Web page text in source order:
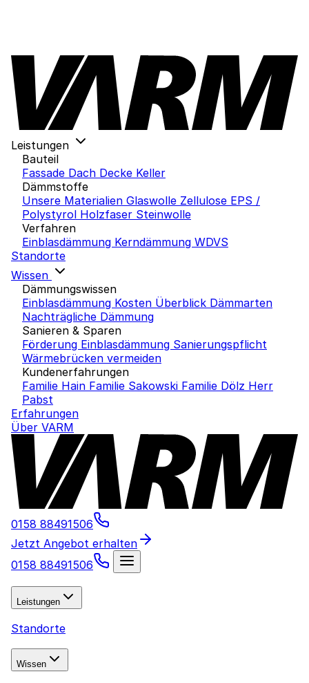
Leistungen
Bauteil
Fassade Dach Decke Keller
Dämmstoffe
Unsere Materialien Glaswolle Zellulose EPS /
Polystyrol Holzfaser Steinwolle
Verfahren
Einblasdämmung Kerndämmung WDVS
Standorte
Wissen
Dämmungswissen
Einblasdämmung Kosten Überblick Dämmarten
Nachträgliche Dämmung
Sanieren & Sparen
Förderung Einblasdämmung Sanierungspflicht
Wärmebrücken vermeiden
Kundenerfahrungen
Familie Hain Familie Sakowski Familie Dölz Herr
Pabst
Erfahrungen
Über VARM
0158 88491506
Jetzt Angebot erhalten
0158 88491506
Leistungen
Standorte
Wissen